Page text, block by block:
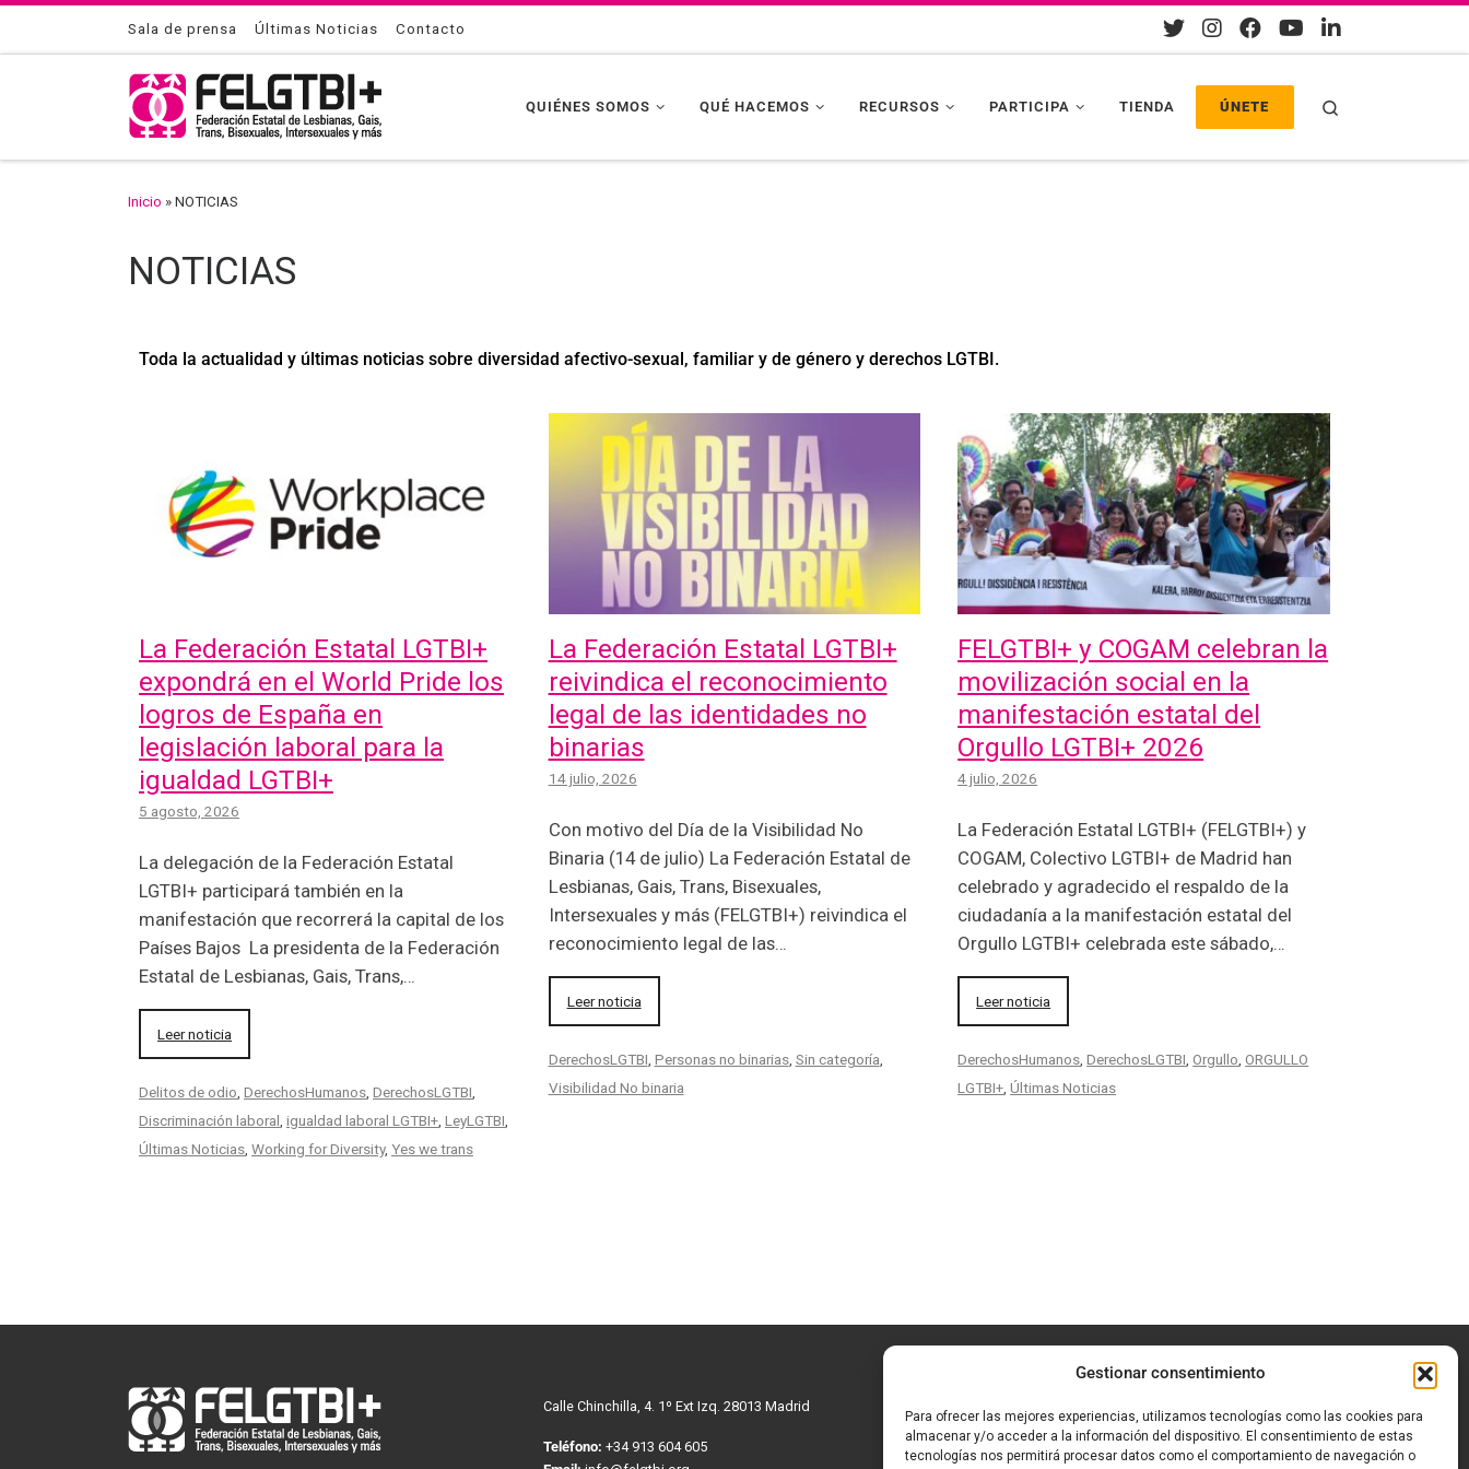
Gestionar consentimiento
Para ofrecer las mejores experiencias, utilizamos tecnologías como las cookies para
almacenar y/o acceder a la información del dispositivo. El consentimiento de estas
tecnologías nos permitirá procesar datos como el comportamiento de navegación o
Saltar al contenidoSala de prensa Últimas Noticias Contacto
QUIÉNES SOMOS QUÉ HACEMOS RECURSOS PARTICIPA TIENDA ÚNETE
Inicio » NOTICIAS
NOTICIAS
Toda la actualidad y últimas noticias sobre diversidad afectivo-sexual, familiar y de género y derechos LGTBI.
La Federación Estatal LGTBI+
expondrá en el World Pride los
logros de España en
legislación laboral para la
igualdad LGTBI+
5 agosto, 2026
La delegación de la Federación Estatal
LGTBI+ participará también en la
manifestación que recorrerá la capital de los
Países Bajos La presidenta de la Federación
Estatal de Lesbianas, Gais, Trans,…
Leer noticia
Delitos de odio DerechosHumanos DerechosLGTBI
Discriminación laboral igualdad laboral LGTBI+ LeyLGTBI
Últimas Noticias Working for Diversity, Yes we trans
La Federación Estatal LGTBI+
reivindica el reconocimiento
legal de las identidades no
binarias
14 julio, 2026
Con motivo del Día de la Visibilidad No
Binaria (14 de julio) La Federación Estatal de
Lesbianas, Gais, Trans, Bisexuales,
Intersexuales y más (FELGTBI+) reivindica el
reconocimiento legal de las…
Leer noticia
DerechosLGTBI Personas no binarias, Sin categoría
Visibilidad No binaria
FELGTBI+ y COGAM celebran la
movilización social en la
manifestación estatal del
Orgullo LGTBI+ 2026
4 julio, 2026
La Federación Estatal LGTBI+ (FELGTBI+) y
COGAM, Colectivo LGTBI+ de Madrid han
celebrado y agradecido el respaldo de la
ciudadanía a la manifestación estatal del
Orgullo LGTBI+ celebrada este sábado,…
Leer noticia
DerechosHumanos ,DerechosLGTBI ,Orgullo ,ORGULLO
LGTBI+ ,Últimas Noticias
Calle Chinchilla, 4. 1º Ext Izq. 28013 Madrid
Teléfono: +34 913 604 605
Política de privacidad Aviso Legal
Política de
cookies